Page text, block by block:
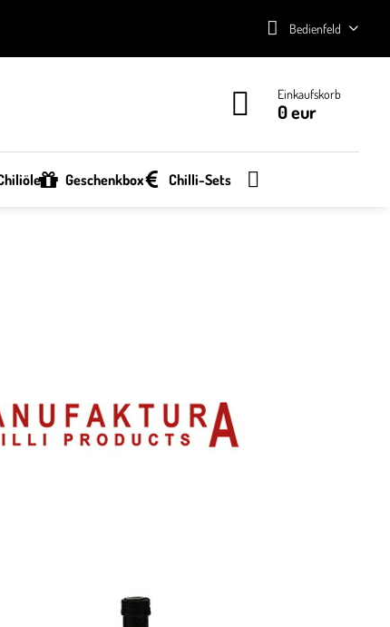
Bedienfeld
Einkaufskorb
0 eur
Geschenkbox Chilli-Sets